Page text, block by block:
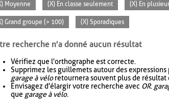
Moyenne (X) En classe seulement (X) En
Grand groupe (> 100) (X) Sporadiques
recherche n'a donné aucun résultat
Vérifiez que l'orthographe est correcte.
Supprimez les guillemets autour des
garage à véloretournera souvent plus de résultat
Envisagez d'élargir votre recherche avec OR.
que garage à vélo.